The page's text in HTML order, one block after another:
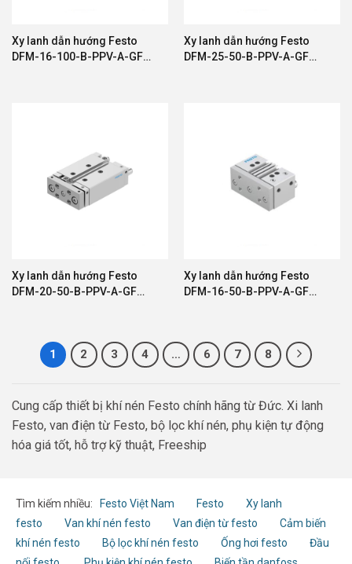
Xy lanh dẫn hướng Festo
DFM-16-100-B-PPV-A-GF
Xy lanh dẫn hướng Festo
DFM-25-50-B-PPV-A-GF
Xy lanh dẫn hướng Festo
DFM-20-50-B-PPV-A-GF
Xy lanh dẫn hướng Festo
DFM-16-50-B-PPV-A-GF
1 2 3 4 … 6 7 8
Cung cấp thiết bị khí nén Festo chính hãng từ Đức. Xi lanh
Festo, van điện từ Festo, bộ lọc khí nén, phụ kiện tự động
hóa giá tốt, hỗ trợ kỹ thuật, Freeship
Tìm kiếm nhiều: Festo Việt Nam Festo
Xy lanh
festo
Van khí nén festo Van điện từ festo
Cảm biến
khí nén festo
Bộ lọc khí nén festo Ống hơi festo
Đầu